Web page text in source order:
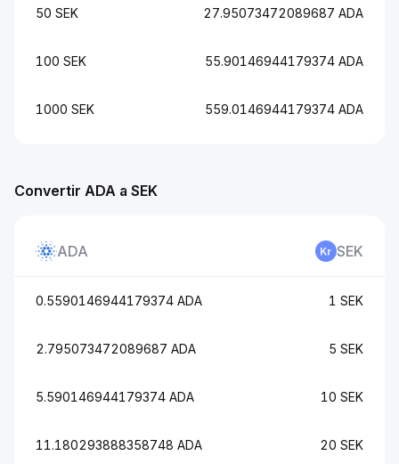
Convertir ADA a SEK
ADA SEK
0.5590146944179374 ADA 1 SEK
2.795073472089687 ADA 5 SEK
5.590146944179374 ADA 10 SEK
11.180293888358748 ADA 20 SEK
50 SEK 27.95073472089687 ADA
100 SEK 55.90146944179374 ADA
1000 SEK 559.0146944179374 ADA